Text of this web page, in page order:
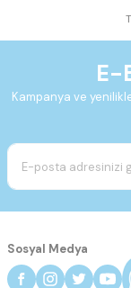
E-
Kampanya ve
Sosyal Medya